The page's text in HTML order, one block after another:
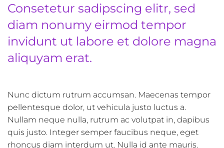
Consetetur sadipscing elitr, sed
diam nonumy eirmod tempor
invidunt ut labore et dolore magna
aliquyam erat.
Nunc dictum rutrum accumsan. Maecenas tempor
pellentesque dolor, ut vehicula justo luctus a.
Nullam neque nulla, rutrum ac volutpat in, dapibus
quis justo. Integer semper faucibus neque, eget
rhoncus diam interdum ut. Nulla id ante mauris.